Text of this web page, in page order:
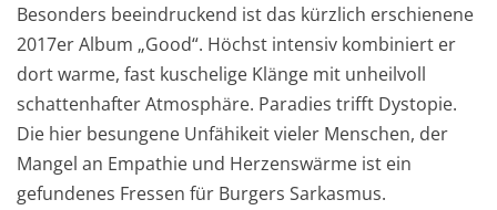
Besonders beeindruckend ist das kürzlich erschienene
2017er Album „Good“. Höchst intensiv kombiniert er
dort warme, fast kuschelige Klänge mit unheilvoll
schattenhafter Atmosphäre. Paradies trifft Dystopie.
Die hier besungene Unfähikeit vieler Menschen, der
Mangel an Empathie und Herzenswärme ist ein
gefundenes Fressen für Burgers Sarkasmus.